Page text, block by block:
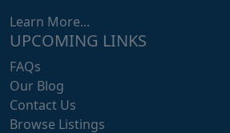
Learn More...
UPCOMING LINKS
FAQs
Our Blog
Contact Us
Browse Listings